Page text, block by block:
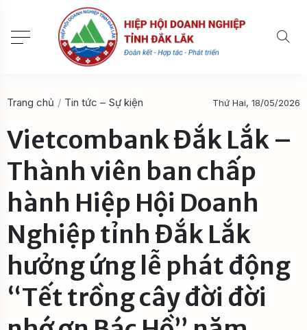
Trang chủ / Tin tức – Sự kiện Thứ Hai, 18/05/2026
Vietcombank Đắk Lắk –
Thành viên ban chấp
hành Hiệp Hội Doanh
Nghiệp tỉnh Đắk Lắk
hưởng ứng lễ phát động
“Tết trồng cây đời đời